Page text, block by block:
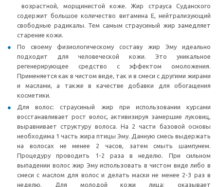
возрастной, морщинистой коже. Жир страуса Суданского
содержит большое количество витамина Е, нейтрализующий
свободные радикалы. Тем самым страусиный жир замедляет
старение кожи.
По своему физиологическому составу жир Эму идеально
подходит для человеческой кожи. Это уникальное
регенерирующее средство с эффектом омоложения.
Применяется как в чистом виде, так и в смеси с другими жирами
и маслами, а также в качестве добавки для обогащения
косметики.
Для волос: страусиный жир при использовании курсами
восстанавливает рост волос, активизируя замершие луковиц,
выравнивает структуру волоса. На 2 части базовой основы
необходима 1 часть жира птицы Эму. Данную смесь выдержать
на волосах не менее 2 часов, затем смыть шампунем.
Процедуру проводить 1-2 раза в неделю. При сильном
выпадении волос жир Эму использовать в чистом виде либо в
смеси с маслом для волос и делать маски не менее 2-3 раз в
неделю. Для молодой кожи лица: оказывает